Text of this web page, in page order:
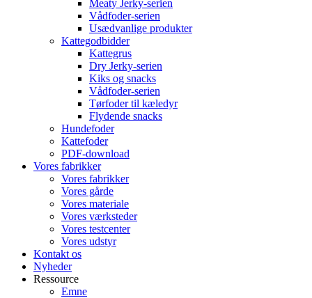
Meaty Jerky-serien
Vådfoder-serien
Usædvanlige produkter
Kattegodbidder
Kattegrus
Dry Jerky-serien
Kiks og snacks
Vådfoder-serien
Tørfoder til kæledyr
Flydende snacks
Hundefoder
Kattefoder
PDF-download
Vores fabrikker
Vores fabrikker
Vores gårde
Vores materiale
Vores værksteder
Vores testcenter
Vores udstyr
Kontakt os
Nyheder
Ressource
Emne